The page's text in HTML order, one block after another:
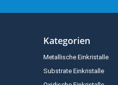
Kategorien
Metallische Einkristalle
Substrate Einkristalle